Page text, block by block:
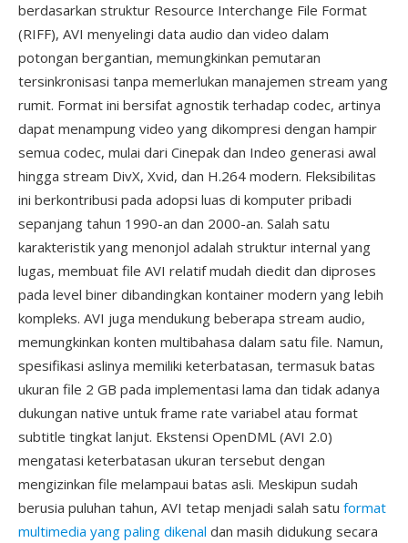
berdasarkan struktur Resource Interchange File Format
(RIFF), AVI menyelingi data audio dan video dalam
potongan bergantian, memungkinkan pemutaran
tersinkronisasi tanpa memerlukan manajemen stream yang
rumit. Format ini bersifat agnostik terhadap codec, artinya
dapat menampung video yang dikompresi dengan hampir
semua codec, mulai dari Cinepak dan Indeo generasi awal
hingga stream DivX, Xvid, dan H.264 modern. Fleksibilitas
ini berkontribusi pada adopsi luas di komputer pribadi
sepanjang tahun 1990-an dan 2000-an. Salah satu
karakteristik yang menonjol adalah struktur internal yang
lugas, membuat file AVI relatif mudah diedit dan diproses
pada level biner dibandingkan kontainer modern yang lebih
kompleks. AVI juga mendukung beberapa stream audio,
memungkinkan konten multibahasa dalam satu file. Namun,
spesifikasi aslinya memiliki keterbatasan, termasuk batas
ukuran file 2 GB pada implementasi lama dan tidak adanya
dukungan native untuk frame rate variabel atau format
subtitle tingkat lanjut. Ekstensi OpenDML (AVI 2.0)
mengatasi keterbatasan ukuran tersebut dengan
mengizinkan file melampaui batas asli. Meskipun sudah
berusia puluhan tahun, AVI tetap menjadi salah satu format
multimedia yang paling dikenal dan masih didukung secara